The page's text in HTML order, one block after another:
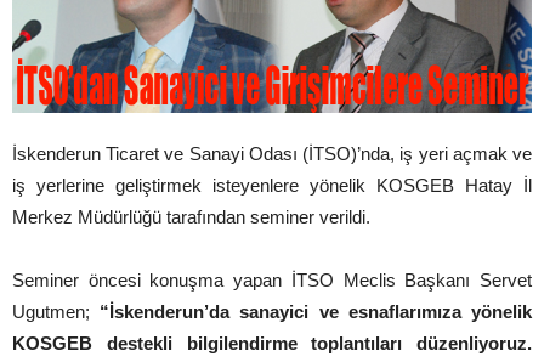
İskenderun Ticaret ve Sanayi Odası (İTSO)’nda, iş yeri açmak ve
iş yerlerine geliştirmek isteyenlere yönelik KOSGEB Hatay İl
Merkez Müdürlüğü tarafından seminer verildi.
Seminer öncesi konuşma yapan İTSO Meclis Başkanı Servet
Ugutmen; “İskenderun’da sanayici ve esnaflarımıza yönelik
KOSGEB destekli bilgilendirme toplantıları düzenliyoruz.